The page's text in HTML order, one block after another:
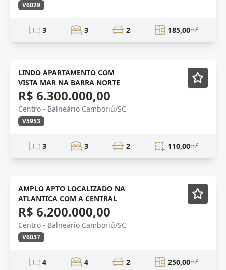
V6029
3 3 2 185,00m²
VISTA MAR Mobiliado
LINDO APARTAMENTO COM
VISTA MAR NA BARRA NORTE
R$ 6.300.000,00
Centro - Balneário Camboriú/SC
V5953
3 3 2 110,00m²
Mobiliado
AMPLO APTO LOCALIZADO NA
ATLANTICA COM A CENTRAL
R$ 6.200.000,00
Centro - Balneário Camboriú/SC
V6037
4 4 2 250,00m²